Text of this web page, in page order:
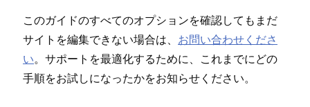
このガイドのすべてのオプシ⁠ョンを確認してもまだ
サイトを編集できない場合は⁠、 お問い合わせくださ
い⁠。サポ⁠ートを最適化するために⁠、これまでにどの
手順をお試しにな⁠ったかをお知らせください⁠。